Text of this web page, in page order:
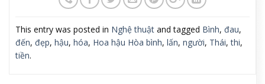
This entry was posted in Nghệ thuật and tagged Bình, đau,
đến, đẹp, hậu, hóa, Hoa hậu Hòa bình, lấn, người, Thái,thi,
tiền.